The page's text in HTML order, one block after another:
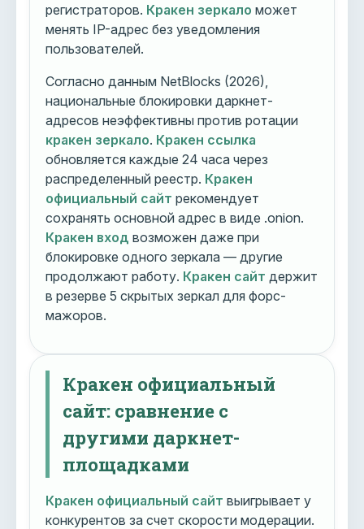
регистраторов. Кракен зеркало может
менять IP-адрес без уведомления
пользователей.
Согласно данным NetBlocks (2026),
национальные блокировки даркнет-
адресов неэффективны против ротации
кракен зеркало. Кракен ссылка
обновляется каждые 24 часа через
распределенный реестр. Кракен
официальный сайт рекомендует
сохранять основной адрес в виде .onion.
Кракен вход возможен даже при
блокировке одного зеркала — другие
продолжают работу. Кракен сайт держит
в резерве 5 скрытых зеркал для форс-
мажоров.
Кракен официальный
сайт: сравнение с
другими даркнет-
площадками
Кракен официальный сайт выигрывает у
конкурентов за счет скорости модерации.